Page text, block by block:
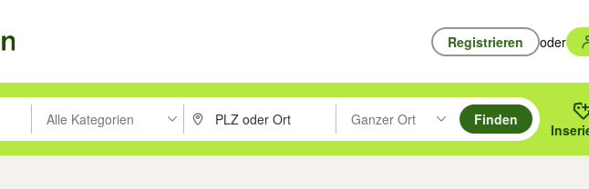
Registrieren oder
um zu suchen, oder Vorschläge mit den Pfeiltasten nach oben/unten durchsuchen und mit
Alle Kategorien PLZ oder Ort eingeben. Eingabetaste drücken um zu suchen, oder
Ganzer Ort
Suche im Umkreis des gewählten Orts oder
Finden